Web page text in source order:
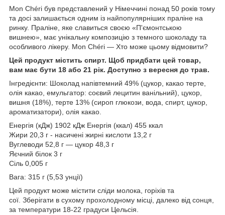
Mon Chéri був представлений у Німеччині понад 50 років тому
та досі залишається одним із найпопулярніших праліне на
ринку. Праліне, яке славиться своєю «П'ємонтською
вишнею», має унікальну композицію з темного шоколаду та
особливого лікеру. Mon Chéri — Хто може цьому відмовити?
Цей продукт містить спирт. Щоб придбати цей товар,
вам має бути 18 або 21 рік. Доступно з вересня до трав.
Інгредієнти: Шоколад напівтемний 49% (цукор, какао терте,
олія какао, емульгатор: соєвий лецитин ванільний), цукор,
вишня (18%), терте 13% (сироп глюкози, вода, спирт, цукор,
ароматизатори), олія какао.
Енергія (кДж) 1902 кДж Енергія (ккал) 455 ккал
Жири 20,3 г - насичені жирні кислоти 13,2 г
Вуглеводи 52,8 г — цукор 48,3 г
Яєчний білок 3 г
Сіль 0,005 г
Вага: 315 г (5,53 унції)
Цей продукт може містити сліди молока, горіхів та
сої. Зберігати в сухому прохолодному місці, далеко від сонця,
за температури 18-22 градуси Цельсія.